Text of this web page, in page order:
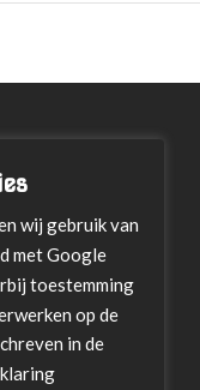
Klarna
Voorwaarden
wij gebruik van
met Google
toestemming
op de
in de